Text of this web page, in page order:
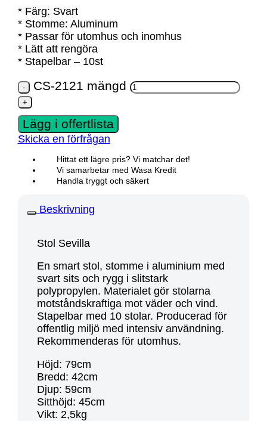
* Färg: Svart
* Stomme: Aluminum
* Passar för utomhus och inomhus
* Lätt att rengöra
* Stapelbar – 10st
CS-2121 mängd
Lägg i offertlista
Skicka en förfrågan
Hittat ett lägre pris? Vi matchar det!
Vi samarbetar med Wasa Kredit
Handla tryggt och säkert
Beskrivning
Stol Sevilla
En smart stol, stomme i aluminium med
svart sits och rygg i slitstark
polypropylen. Materialet gör stolarna
motståndskraftiga mot väder och vind.
Stapelbar med 10 stolar. Producerad för
offentlig miljö med intensiv användning.
Rekommenderas för utomhus.
Höjd: 79cm
Bredd: 42cm
Djup: 59cm
Sitthöjd: 45cm
Vikt: 2,5kg